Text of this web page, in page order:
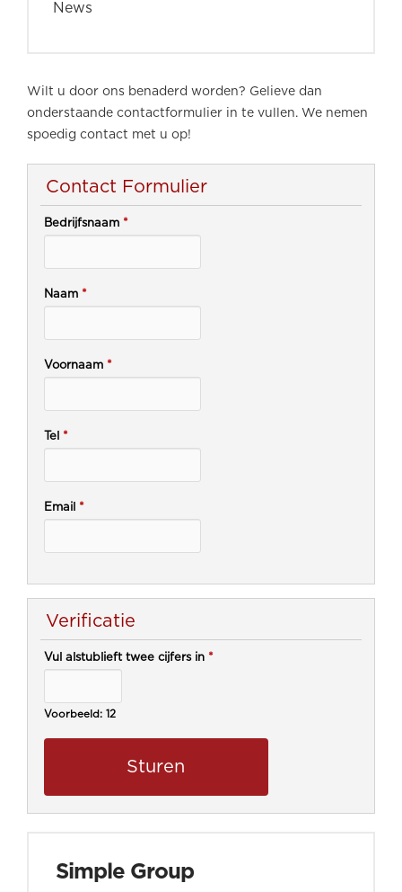
News
Wilt u door ons benaderd worden? Gelieve dan
onderstaande contactformulier in te vullen. We nemen
spoedig contact met u op!
Contact Formulier
Bedrijfsnaam *
Naam *
Voornaam *
Tel *
Email *
Verificatie
Vul alstublieft twee cijfers in *
Voorbeeld: 12
Simple Group